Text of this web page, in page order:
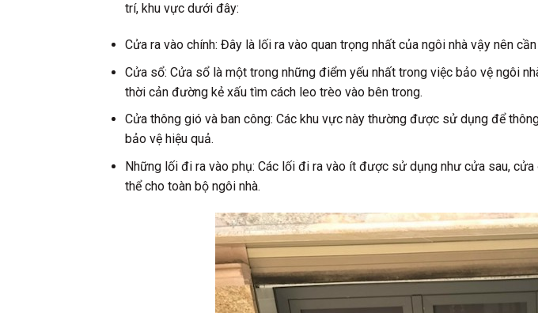
trí, khu vực dưới đây:
Cửa ra vào chính: Đây là lối ra vào quan trọng nhất của ngôi nhà vậy nên
Cửa sổ: Cửa sổ là một trong những điểm yếu nhất trong việc bảo vệ ngôi
thời cản đường kẻ xấu tìm cách leo trèo vào bên trong.
Cửa thông gió và ban công: Các khu vực này thường được sử dụng để
bảo vệ hiệu quả.
Những lối đi ra vào phụ: Các lối đi ra vào ít được sử dụng như cửa sau,
thể cho toàn bộ ngôi nhà.